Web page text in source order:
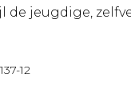
de jeugdige,
12